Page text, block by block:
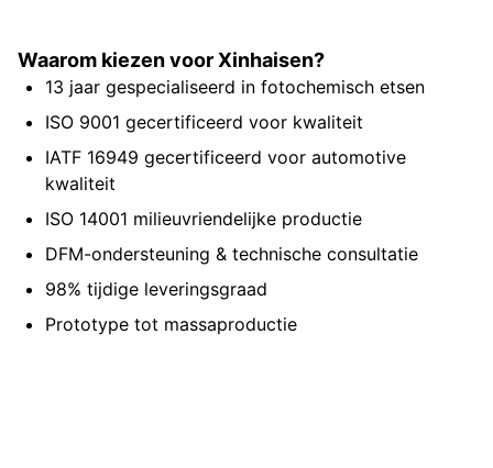
Waarom kiezen voor Xinhaisen?
13 jaar gespecialiseerd in fotochemisch etsen
ISO 9001 gecertificeerd voor kwaliteit
IATF 16949 gecertificeerd voor automotive
kwaliteit
ISO 14001 milieuvriendelijke productie
DFM-ondersteuning & technische consultatie
98% tijdige leveringsgraad
Prototype tot massaproductie